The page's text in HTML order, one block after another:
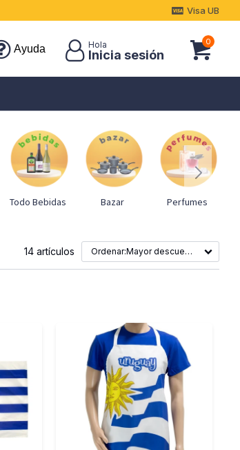
Ayuda
0
Visa UB
Todo Bebidas Bazar Perfumes
14 artículos Mayor descuento